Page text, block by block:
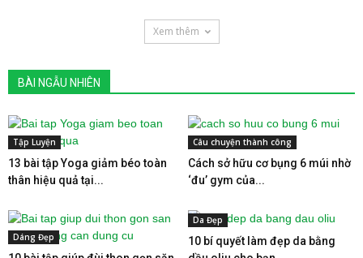
Xem thêm
BÀI NGẪU NHIÊN
Tập Luyện
13 bài tập Yoga giảm béo toàn
thân hiệu quả tại...
Câu chuyện thành công
Cách sở hữu cơ bụng 6 múi nhờ
‘đu’ gym của...
Dáng Đẹp
Da Đẹp
10 bí quyết làm đẹp da bằng